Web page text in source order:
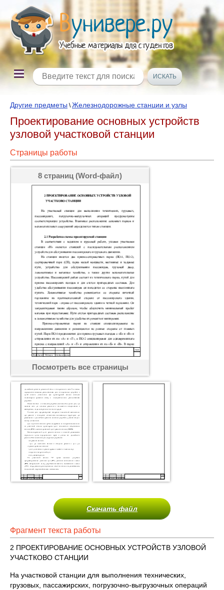
Другие предметы \Железнодорожные станции и узлы
Проектирование основных устройств
узловой участковой станции
Страницы работы
8 страниц (Word-файл)
Посмотреть все страницы
Скачать файл
Фрагмент текста работы
2 ПРОЕКТИРОВАНИЕ ОСНОВНЫХ УСТРОЙСТВ УЗЛОВОЙ
УЧАСТКОВО СТАНЦИИ
На участковой станции для выполнения технических,
грузовых, пассажирских, погрузочно-выгрузочных операций